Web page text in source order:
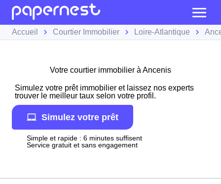
Accueil Courtier Immobilier Loire-Atlantique
Votre courtier immobilier à Ancenis
Simulez votre prêt immobilier et laissez nos experts
trouver le meilleur taux selon votre profil.
Simulez votre prêt
Simple et rapide : 6 minutes suffisent
Service gratuit et sans engagement